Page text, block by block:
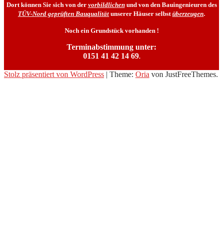
Dort können Sie sich von der vorbildlichenund von den Bauingenieuren des
TÜV-Nord geprüften Bauqualität unserer Häuser selbst überzeugen.
Noch ein Grundstück vorhanden !
Terminabstimmung unter:
0151 41 42 14 69.
Stolz präsentiert von WordPress | Theme: Oria von JustFreeThemes.